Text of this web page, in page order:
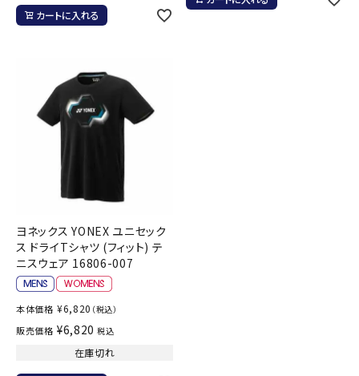
カートに入れる
ヨネックス YONEX ユニセック
ス ドライTシャツ (フィット) テ
ニスウェア 16806-007
本体価格 ¥6,820 （税込）
販売価格 ¥6,820 税込
在庫切れ